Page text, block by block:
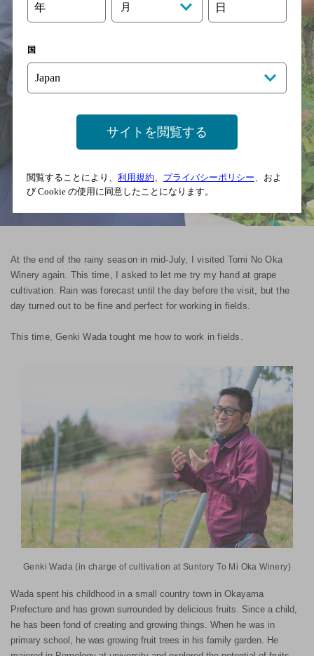
At the end of the rainy season in mid-July, I visited Tomi No Oka
Winery again. This time, I asked to let me try my hand at grape
cultivation. Rain was forecast until the day before the visit, but the
day turned out to be fine and perfect for working in fields.
This time, Genki Wada tought me how to work in fields.
Genki Wada (in charge of cultivation at Suntory To Mi Oka Winery)
Wada spent his childhood in a small country town in Okayama
Prefecture and has grown surrounded by delicious fruits. Since a child,
he has been fond of creating and growing things. When he was in
primary school, he was growing fruit trees in his family garden. He
年 月 日
国
サイトを閲覧する
閲覧することにより、 利用規約 プライバシーポリシー 、およ
び Cookie の使用に同意したことになります。